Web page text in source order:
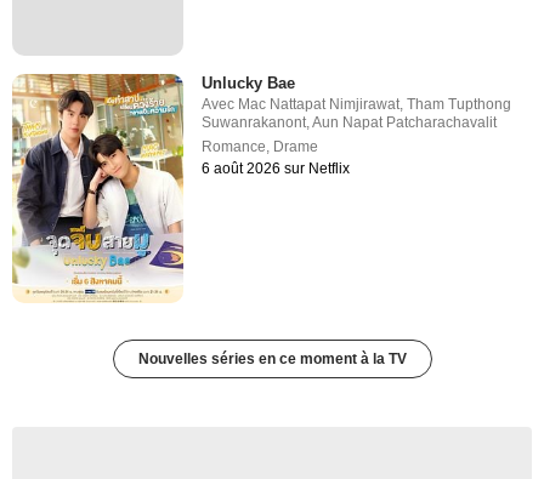
Unlucky Bae
Avec Mac Nattapat Nimjirawat,Tham Tupthong
Suwanrakanont,Aun Napat Patcharachavalit
Romance, Drame
6 août 2026 sur Netflix
Nouvelles séries en ce moment à la TV